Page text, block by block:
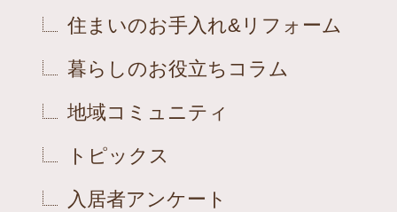
住まいのお手入れ&リフォーム
暮らしのお役立ちコラム
地域コミュニティ
トピックス
入居者アンケート